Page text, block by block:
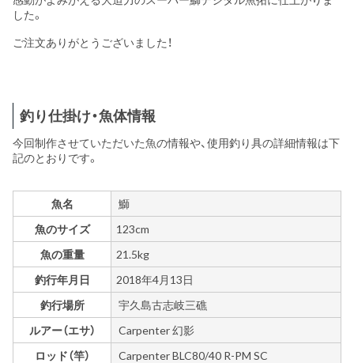
した。
ご注文ありがとうございました！
釣り仕掛け・魚体情報
今回制作させていただいた魚の情報や、使用釣り具の詳細情報は下
記のとおりです。
魚名
鰤
魚のサイズ
123cm
魚の重量
21.5kg
釣行年月日
2018年4月13日
釣行場所
宇久島古志岐三礁
ルアー（エサ）
Carpenter 幻影
ロッド（竿）
Carpenter BLC80/40 R-PM SC